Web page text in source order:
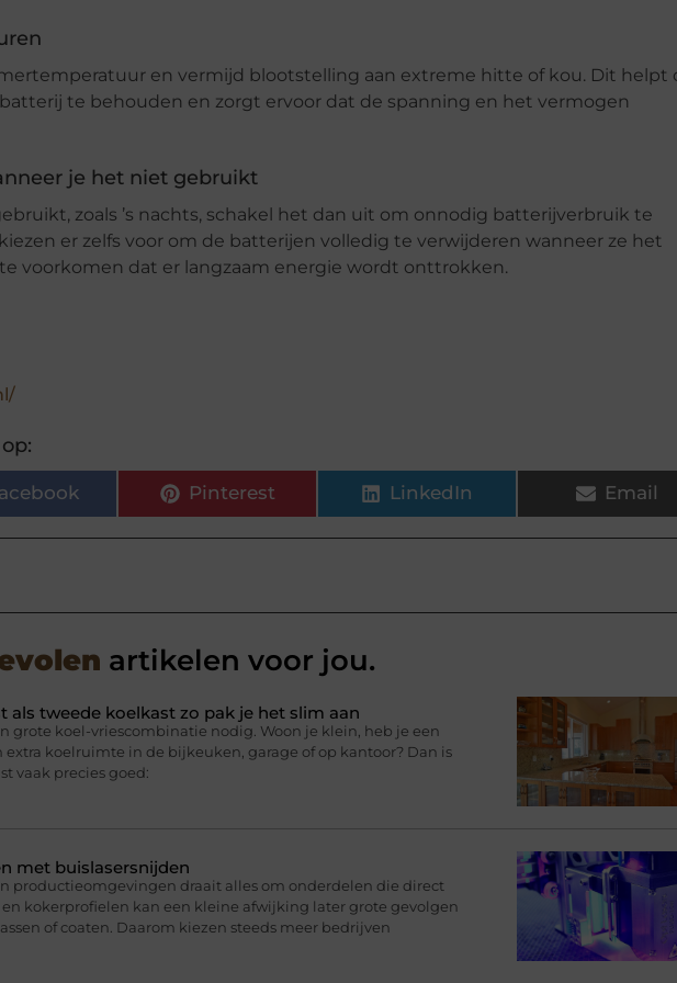
en vermijd blootstelling aan extreme hitte of kou. Dit helpt
te behouden en zorgt ervoor dat de spanning en het vermogen
je het niet gebruikt
zoals ’s nachts, schakel het dan uit om onnodig batterijverbruik te
er zelfs voor om de batterijen volledig te verwijderen wanneer ze het
voorkomen dat er langzaam energie wordt onttrokken.
Pinterest LinkedIn Email
artikelen voor jou.
als tweede koelkast zo pak je het slim aan
grote koel-vriescombinatie nodig. Woon je klein, heb je een
extra koelruimte in de bijkeuken, garage of op kantoor? Dan is
vaak precies goed:
met buislasersnijden
productieomgevingen draait alles om onderdelen die direct
en kokerprofielen kan een kleine afwijking later grote gevolgen
of coaten. Daarom kiezen steeds meer bedrijven